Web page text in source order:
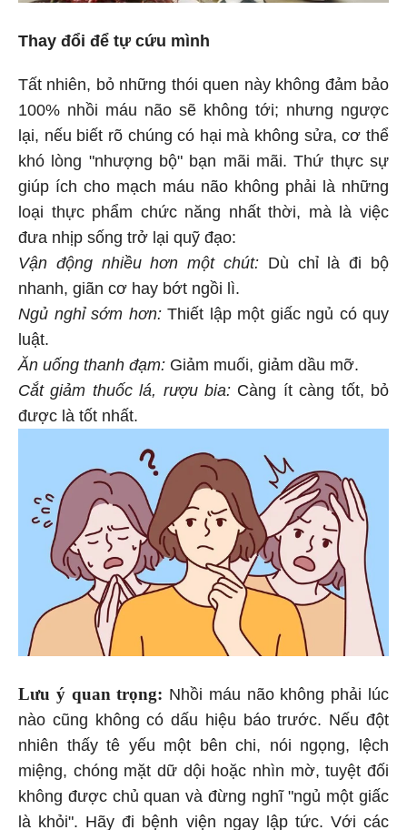
Thay đổi để tự cứu mình
Tất nhiên, bỏ những thói quen này không đảm bảo
100% nhồi máu não sẽ không tới; nhưng ngược
lại, nếu biết rõ chúng có hại mà không sửa, cơ thể
khó lòng "nhượng bộ" bạn mãi mãi. Thứ thực sự
giúp ích cho mạch máu não không phải là những
loại thực phẩm chức năng nhất thời, mà là việc
đưa nhịp sống trở lại quỹ đạo:
Vận động nhiều hơn một chút: Dù chỉ là đi bộ
nhanh, giãn cơ hay bớt ngồi lì.
Ngủ nghỉ sớm hơn: Thiết lập một giấc ngủ có quy
luật.
Ăn uống thanh đạm: Giảm muối, giảm dầu mỡ.
Cắt giảm thuốc lá, rượu bia: Càng ít càng tốt, bỏ
được là tốt nhất.
Lưu ý quan trọng: Nhồi máu não không phải lúc
nào cũng không có dấu hiệu báo trước. Nếu đột
nhiên thấy tê yếu một bên chi, nói ngọng, lệch
miệng, chóng mặt dữ dội hoặc nhìn mờ, tuyệt đối
không được chủ quan và đừng nghĩ "ngủ một giấc
là khỏi". Hãy đi bệnh viện ngay lập tức. Với các